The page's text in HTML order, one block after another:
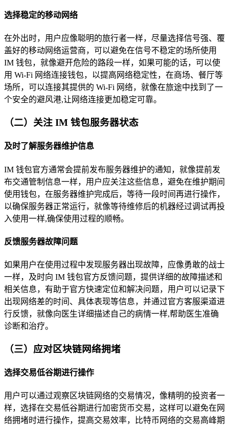
选择稳定的移动网络
在外出时，用户应像聪明的旅行者一样，尽量选择信号强、覆
盖好的移动网络运营商，可以避免在信号不稳定的场所使用
IM 钱包，就像避开危险的路段一样，如果可能的话，可以使
用 Wi-Fi 网络连接钱包，以提高网络稳定性，在商场、餐厅等
场所，可以连接其提供的 Wi-Fi 网络，就像在旅途中找到了一
个安全的避风港,让网络连接更加稳定可靠。
（二）关注 IM 钱包服务器状态
及时了解服务器维护信息
IM 钱包官方通常会提前发布服务器维护的通知，就像提前发
布交通管制信息一样，用户应关注这些信息，避免在维护期间
使用钱包，在服务器维护完成后，等待一段时间再进行操作，
以确保服务器正常运行，就像等待维修后的机器经过调试再投
入使用一样,确保使用过程的顺畅。
反馈服务器故障问题
如果用户在使用过程中发现服务器出现故障，应像勇敢的战士
一样，及时向 IM 钱包官方反馈问题，提供详细的故障描述和
相关信息，有助于官方快速定位和解决问题，用户可以记录下
出现网络差的时间、具体表现等信息，并通过官方客服渠道进
行反馈，就像向医生详细描述自己的病情一样,帮助医生准确
诊断和治疗。
（三）应对区块链网络拥堵
选择交易低谷期进行操作
用户可以通过观察区块链网络的交易情况，像精明的投资者一
样，选择在交易低谷期进行加密货币交易，这样可以避免在网
络拥堵时进行操作，提高交易效率，比特币网络的交易高峰期